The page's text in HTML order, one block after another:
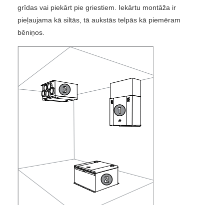
grīdas vai piekārt pie griestiem. Iekārtu montāža ir
pieļaujama kā siltās, tā aukstās telpās kā piemēram
bēniņos.